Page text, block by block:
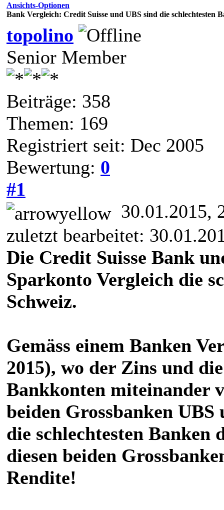
Ansichts-Optionen
Bank Vergleich: Credit Suisse und UBS sind die schlechtesten
topolino
Senior Member
Beiträge: 358
Themen: 169
Registriert seit: Dec 2005
Bewertung: 0
#1
30.01.2015,
zuletzt bearbeitet:
Die Credit Suisse Bank
Sparkonto Vergleich die
Schweiz.
Gemäss einem Banken
2015), wo der Zins und
Bankkonten miteinander
beiden Grossbanken
die schlechtesten Banken
diesen beiden
Rendite!